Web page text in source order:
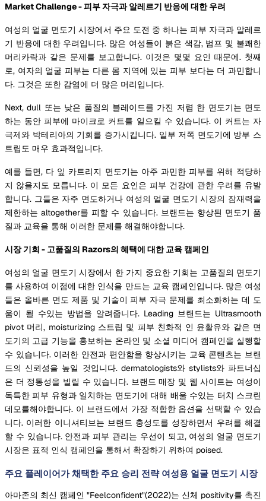
Market Challenge - 피부 자극과 알레르기 반응에 대한 우려
여성의 얼굴 면도기 시장에서 주요 도전 중 하나는 피부 자극과 알레르
기 반응에 대한 우려입니다. 많은 여성들이 붉은 색감, 범프 및 불쾌한
머리카락과 같은 문제를 보고합니다. 이것은 몇몇 요인 때문에. 첫째
로, 여자의 얼굴 피부는 다른 몸 지역에 있는 피부 보다는 더 과민합니
다. 그것은 또한 감염에 더 많은 머리입니다.
Next, dull 또는 낮은 품질의 블레이드를 가진 저렴 한 면도기는 면도
하는 동안 피부에 마이크로 커트를 일으킬 수 있습니다. 이 커트는 자
극제와 박테리아의 기회를 증가시킵니다. 일부 저쪽 면도기에 방부 스
트립도 매우 효과적입니다.
예를 들면, 다 잎 카트리지 면도기는 아주 과민한 피부를 위해 적당하
지 않을지도 모릅니다. 이 모든 요인은 피부 건강에 관한 우려를 유발
합니다. 그들은 자주 면도하거나 여성의 얼굴 면도기 시장의 잠재력을
제한하는 altogether를 피할 수 있습니다. 브랜드는 향상된 면도기 품
질과 교육을 통해 이러한 문제를 해결해야합니다.
시장 기회 - 고품질의 Razors의 혜택에 대한 교육 캠페인
여성의 얼굴 면도기 시장에서 한 가지 중요한 기회는 고품질의 면도기
를 사용하여 이점에 대한 인식을 만드는 교육 캠페인입니다. 많은 여성
들은 올바른 면도 제품 및 기술이 피부 자극 문제를 최소화하는 데 도
움이 될 수있는 방법을 알려줍니다. Leading 브랜드는 Ultrasmooth
pivot 머리, moisturizing 스트립 및 피부 친화적 인 윤활유와 같은 면
도기의 고급 기능을 홍보하는 온라인 및 소셜 미디어 캠페인을 실행할
수 있습니다. 이러한 안전과 편안함을 향상시키는 교육 콘텐츠는 브랜
드의 신뢰성을 높일 것입니다. dermatologists와 stylists와 파트너십
은 더 정통성을 빌릴 수 있습니다. 브랜드 매장 및 웹 사이트는 여성이
독특한 피부 유형과 일치하는 면도기에 대해 배울 수있는 터치 스크린
데모를해야합니다. 이 브랜드에서 가장 적합한 옵션을 선택할 수 있습
니다. 이러한 이니셔티브는 브랜드 충성도를 성장하면서 우려를 해결
할 수 있습니다. 안전과 피부 관리는 우선이 되고, 여성의 얼굴 면도기
시장은 표적 인식 캠페인을 통해서 확장하기 위하여 poised.
주요 플레이어가 채택한 주요 승리 전략 여성용 얼굴 면도기 시장
아마존의 최신 캠페인 "Feelconfident"(2022)는 신체 positivity를 촉진